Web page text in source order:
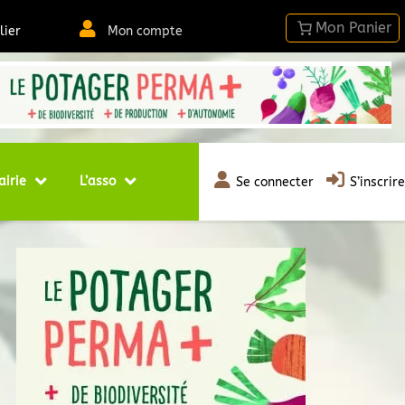
Mon compte
L’asso Se connecter S’inscrire